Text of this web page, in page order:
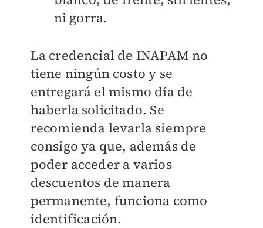
ni gorra.
La credencial de INAPAM no
tiene ningún costo y se
entregará el mismo día de
haberla solicitado. Se
recomienda levarla siempre
consigo ya que, además de
poder acceder a varios
descuentos de manera
permanente, funciona como
identificación.